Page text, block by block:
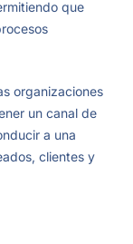
que
organizaciones
un canal de
a una
clientes y